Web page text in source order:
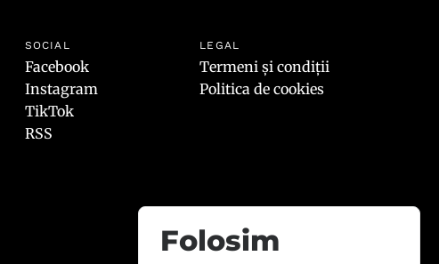
SOCIAL
Facebook
Instagram
TikTok
RSS
LEGAL
Termeni și condiții
Politica de cookies
Folosim